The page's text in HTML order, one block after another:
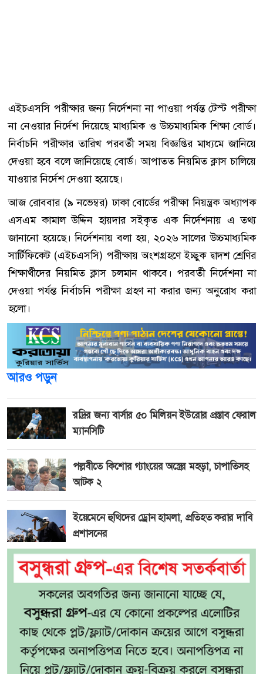
এইচএসসি পরীক্ষার জন্য নির্দেশনা না পাওয়া পর্যন্ত টেস্ট পরীক্ষা
না নেওয়ার নির্দেশ দিয়েছে মাধ্যমিক ও উচ্চমাধ্যমিক শিক্ষা বোর্ড।
নির্বাচনি পরীক্ষার তারিখ পরবর্তী সময় বিজ্ঞপ্তির মাধ্যমে জানিয়ে
দেওয়া হবে বলে জানিয়েছে বোর্ড। আপাতত নিয়মিত ক্লাস চালিয়ে
যাওয়ার নির্দেশ দেওয়া হয়েছে।
আজ রোববার (৯ নভেম্বর) ঢাকা বোর্ডের পরীক্ষা নিয়ন্ত্রক অধ্যাপক
এসএম কামাল উদ্দিন হায়দার সইকৃত এক নির্দেশনায় এ তথ্য
জানানো হয়েছে। নির্দেশনায় বলা হয়, ২০২৬ সালের উচ্চমাধ্যমিক
সার্টিফিকেট (এইচএসসি) পরীক্ষায় অংশগ্রহণে ইচ্ছুক দ্বাদশ শ্রেণির
শিক্ষার্থীদের নিয়মিত ক্লাস চলমান থাকবে। পরবর্তী নির্দেশনা না
দেওয়া পর্যন্ত নির্বাচনি পরীক্ষা গ্রহণ না করার জন্য অনুরোধ করা
হলো।
আরও পড়ুন
রদ্রির জন্য বার্সার ৫০ মিলিয়ন ইউরোর প্রস্তাব ফেরাল
ম্যানসিটি
পল্লবীতে কিশোর গ্যাংয়ের অস্ত্রের মহড়া, চাপাতিসহ
আটক ২
ইয়েমেনে হুথিদের ড্রোন হামলা, প্রতিহত করার দাবি
প্রশাসনের